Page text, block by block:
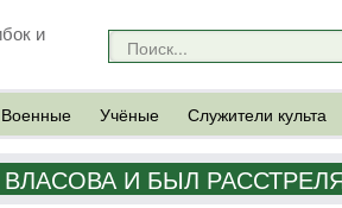
и
Военные Учёные Служители культа
И БЫЛ